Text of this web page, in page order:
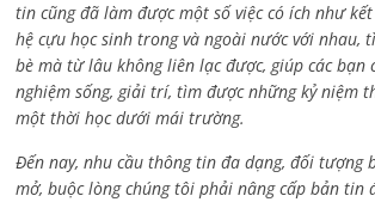
tin cũng đã làm được một số việc có ích như
hệ cựu học sinh trong và ngoài nước với nhau,
bè mà từ lâu không liên lạc được, giúp các bạn
nghiệm sống, giải trí, tìm được những kỷ niệm
một thời học dưới mái trường.
Đến nay, nhu cầu thông tin đa dạng, đối tượng
mở, buộc lòng chúng tôi phải nâng cấp bản tin